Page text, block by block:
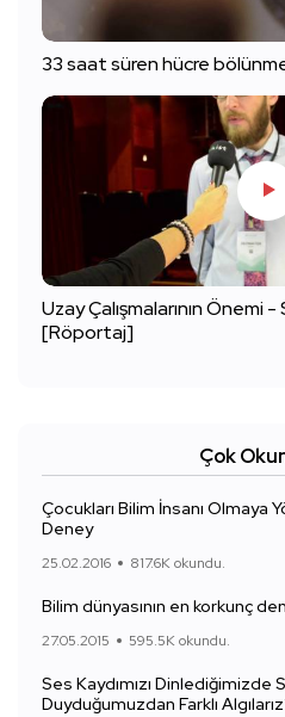
33 saat süren hücre
Uzay Çalışmalarının Önemi
[Röportaj]
Çok
Çocukları Bilim İnsanı Olmaya
Deney
25.02.2016 817.6K okundu.
Bilim dünyasının en korkunç
27.05.2015 595.5K okundu.
Ses Kaydımızı Dinlediğimizde
Duyduğumuzdan Farklı